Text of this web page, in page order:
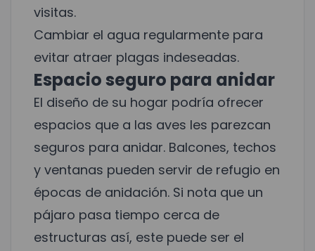
visitas.
Cambiar el agua regularmente para
evitar atraer plagas indeseadas.
Espacio seguro para anidar
El diseño de su hogar podría ofrecer
espacios que a las aves les parezcan
seguros para anidar. Balcones, techos
y ventanas pueden servir de refugio en
épocas de anidación. Si nota que un
pájaro pasa tiempo cerca de
estructuras así, este puede ser el